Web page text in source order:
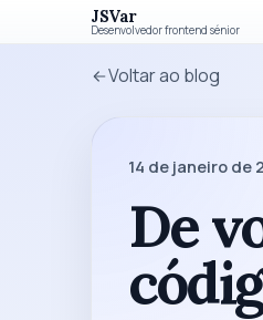
JSVar
Desenvolvedor frontend sénior
Voltar ao blog
14 de janeiro de
De